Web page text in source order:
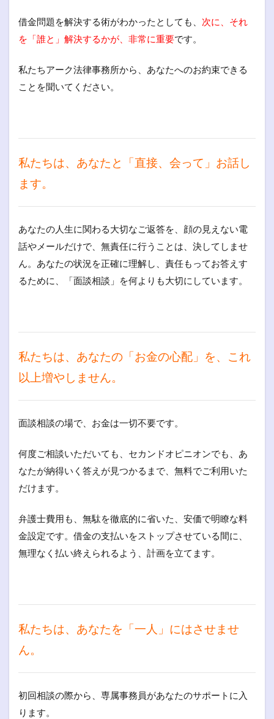
借金問題を解決する術がわかったとしても、 次に、それ
を「誰と」解決するかが、非常に重要です。
私たちアーク法律事務所から、あなたへのお約束できる
ことを聞いてください。
私たちは、あなたと「直接、会って」お話し
ます。
あなたの人生に関わる大切なご返答を、顔の見えない電
話やメールだけで、無責任に行うことは、決してしませ
ん。あなたの状況を正確に理解し、責任もってお答えす
るために、「面談相談」を何よりも大切にしています。
私たちは、あなたの「お金の心配」を、これ
以上増やしません。
面談相談の場で、お金は一切不要です。
何度ご相談いただいても、セカンドオピニオンでも、あ
なたが納得いく答えが見つかるまで、無料でご利用いた
だけます。
弁護士費用も、無駄を徹底的に省いた、安価で明瞭な料
金設定です。借金の支払いをストップさせている間に、
無理なく払い終えられるよう、計画を立てます。
私たちは、あなたを「一人」にはさせませ
ん。
初回相談の際から、専属事務員があなたのサポートに入
ります。